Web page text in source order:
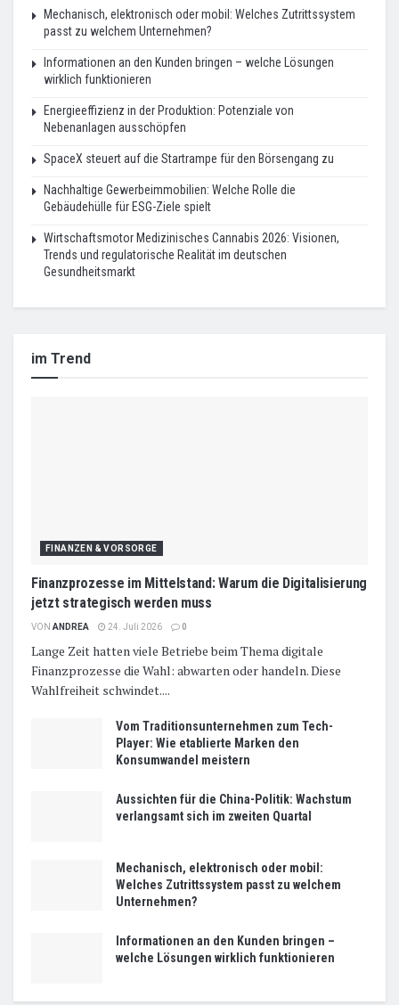
Mechanisch, elektronisch oder mobil: Welches Zutrittssystem
passt zu welchem Unternehmen?
Informationen an den Kunden bringen – welche Lösungen
wirklich funktionieren
Energieeffizienz in der Produktion: Potenziale von
Nebenanlagen ausschöpfen
SpaceX steuert auf die Startrampe für den Börsengang zu
Nachhaltige Gewerbeimmobilien: Welche Rolle die
Gebäudehülle für ESG-Ziele spielt
Wirtschaftsmotor Medizinisches Cannabis 2026: Visionen,
Trends und regulatorische Realität im deutschen
Gesundheitsmarkt
im Trend
FINANZEN & VORSORGE
Finanzprozesse im Mittelstand: Warum die Digitalisierung
jetzt strategisch werden muss
VON ANDREA 24. Juli 2026 0
Lange Zeit hatten viele Betriebe beim Thema digitale
Finanzprozesse die Wahl: abwarten oder handeln. Diese
Wahlfreiheit schwindet....
Vom Traditionsunternehmen zum Tech-
Player: Wie etablierte Marken den
Konsumwandel meistern
Aussichten für die China-Politik: Wachstum
verlangsamt sich im zweiten Quartal
Mechanisch, elektronisch oder mobil:
Welches Zutrittssystem passt zu welchem
Unternehmen?
Informationen an den Kunden bringen –
welche Lösungen wirklich funktionieren